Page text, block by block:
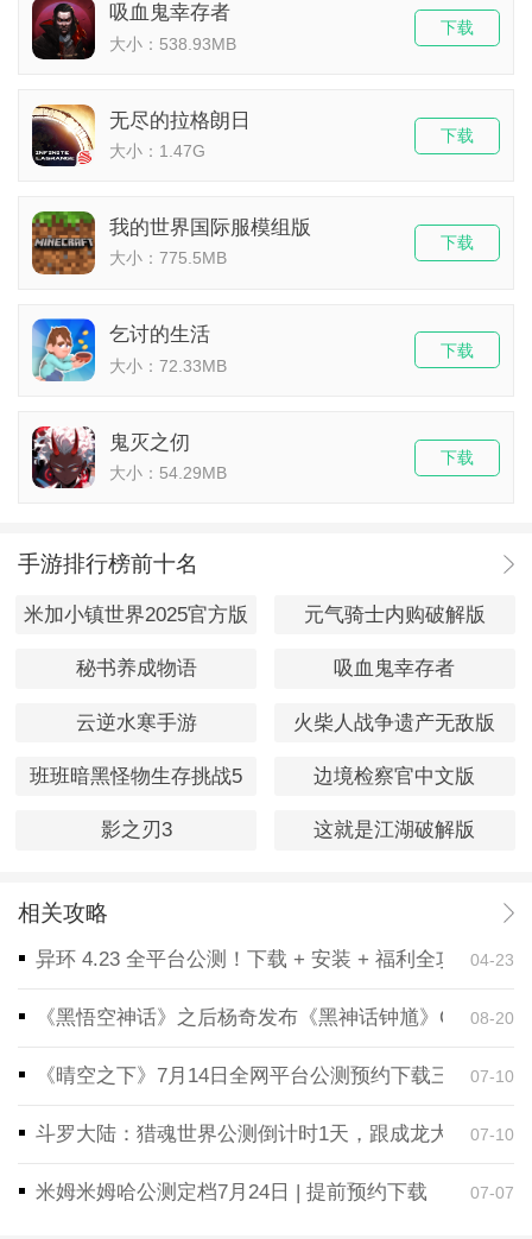
吸血鬼幸存者
大小：538.93MB
下载
无尽的拉格朗日
大小：1.47G
下载
我的世界国际服模组版
大小：775.5MB
下载
乞讨的生活
大小：72.33MB
下载
鬼灭之仞
大小：54.29MB
下载
手游排行榜前十名
米加小镇世界2025官方版 元气骑士内购破解版
秘书养成物语 吸血鬼幸存者
云逆水寒手游 火柴人战争遗产无敌版
班班暗黑怪物生存挑战5 边境检察官中文版
影之刃3 这就是江湖破解版
相关攻略
异环 4.23 全平台公测！下载 + 安装 + 福利全攻略，一
04-23
《黑悟空神话》之后杨奇发布《黑神话钟馗》CG！预
08-20
《晴空之下》7月14日全网平台公测预约下载三端同步
07-10
斗罗大陆：猎魂世界公测倒计时1天，跟成龙大哥一起
07-10
米姆米姆哈公测定档7月24日 | 提前预约下载 07-07